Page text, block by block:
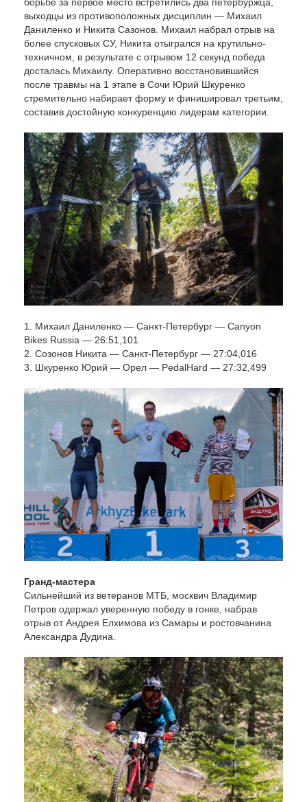
выходцы из противоположных дисциплин — Михаил
Даниленко и Никита Сазонов. Михаил набрал отрыв на
более спусковых СУ, Никита отыгрался на крутильно-
техничном, в результате с отрывом 12 секунд победа
досталась Михаилу. Оперативно восстановившийся
после травмы на 1 этапе в Сочи Юрий Шкуренко
стремительно набирает форму и финишировал третьим,
составив достойную конкуренцию лидерам категории.
1. Михаил Даниленко — Санкт-Петербург — Canyon
Bikes Russia — 26:51,101
2. Созонов Никита — Санкт-Петербург — 27:04,016
3. Шкуренко Юрий — Орел — PedalHard — 27:32,499
Гранд-мастера
Сильнейший из ветеранов МТБ, москвич Владимир
Петров одержал уверенную победу в гонке, набрав
отрыв от Андрея Елхимова из Самары и ростовчанина
Александра Дудина.